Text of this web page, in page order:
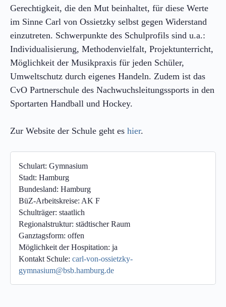
Gerechtigkeit, die den Mut beinhaltet, für diese Werte
im Sinne Carl von Ossietzky selbst gegen Widerstand
einzutreten. Schwerpunkte des Schulprofils sind u.a.:
Individualisierung, Methodenvielfalt, Projektunterricht,
Möglichkeit der Musikpraxis für jeden Schüler,
Umweltschutz durch eigenes Handeln. Zudem ist das
CvO Partnerschule des Nachwuchsleitungssports in den
Sportarten Handball und Hockey.
Zur Website der Schule geht es hier.
Schulart: Gymnasium
Stadt: Hamburg
Bundesland: Hamburg
BüZ-Arbeitskreise: AK F
Schulträger: staatlich
Regionalstruktur: städtischer Raum
Ganztagsform: offen
Möglichkeit der Hospitation: ja
Kontakt Schule: carl-von-ossietzky-
gymnasium@bsb.hamburg.de